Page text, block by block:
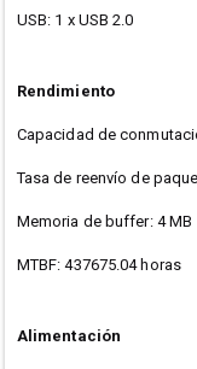
USB: 1 x USB 2.0
Rendimiento
Capacidad de
Tasa de reenvío de
Memoria de buffer: 4 MB
MTBF: 437675.04 horas
Alimentación